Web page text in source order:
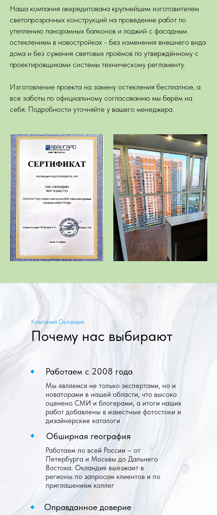
Наша компания аккредитована крупнейшим изготовителем
светопрозрачных конструкций на проведение работ по
утеплению панорамных балконов и лоджий с фасадным
остеклением в новостройках - без изменения внешнего вида
дома и без сужения световых проёмов по утверждённому с
проектировщиками системы техническому регламенту.
Изготовление проекта на замену остекления бесплатное, а
все заботы по официальному согласованию мы берём на
себя. Подробности уточняйте у вашего менеджера.
Почему нас выбирают
Компания Окландия
Работаем с 2008 года
Мы являемся не только экспертами, но и
новаторами в нашей области, что высоко
оценено СМИ и блогерами, а итоги наших
работ добавлены в известные фотостоки и
дизайнерские каталоги
Обширная география
Работаем по всей России – от
Петербурга и Москвы до Дальнего
Востока. Окландия выезжает в
регионы по запросам клиентов и по
приглашениям коллег
Оправданное доверие